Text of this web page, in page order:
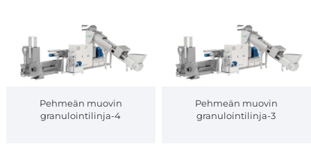
Pehmeän muovin
granulointilinja-4
Pehmeän muovin
granulointilinja-3